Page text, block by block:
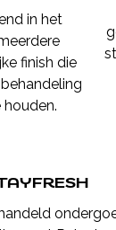
in het
finish die